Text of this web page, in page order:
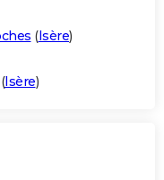
(Isère)
Isère)